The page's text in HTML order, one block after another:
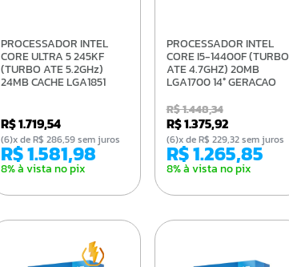
PROCESSADOR INTEL
CORE ULTRA 5 245KF
(TURBO ATE 5.2GHz)
24MB CACHE LGA1851
R$ 1.719,54
R$ 1.581,98
8% à vista no pix
(6)x de R$ 286,59 sem juros
PROCESSADOR INTEL
CORE I5-14400F (TURBO
ATE 4.7GHZ) 20MB
LGA1700 14° GERACAO
R$ 1.448,34
R$ 1.375,92
R$ 1.265,85
8% à vista no pix
(6)x de R$ 229,32 sem juros